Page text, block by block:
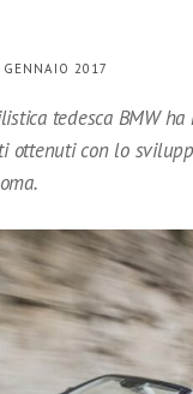
2017
tedesca BMW
ottenuti con lo